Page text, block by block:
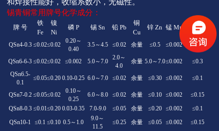
和焊接性能好，收缩系数小，无磁性。
锡青铜常用牌号化学成分：
牌 号
铁
Fe
镍
Ni
磷 P 锡 Sn 铅 Pb
铜
Cu
锌 Zn 锰 Mn 杂质总和
QSn4-0.3 ≤0.02≤0.02
0.20～
0.40
3.5～4.5 ≤0.02 余量 ≤0.5 ≤0.002 ≤0.1
QSn6-6-3 ≤0.02≤0.02 ≤0.002 5.0～7.0
2.0～
4.0
余量 5.0～7.0≤0.002
≤0.3
QSn6.5-
0.1
≤0.05≤0.20 0.10-0.25 6.0～7.0 ≤0.02 余量 ≤0.30 ≤0.002 ≤0.1
QSn7-0.2 ≤0.05≤0.02
0.10～
0.25
6.0～8.0 ≤0.02 余量 ≤0.10 ≤0.002
≤0.15
QSn8-0.3 ≤0.01≤0.20 0.03-0.35 7.0-9.0 ≤0.05 余量 ≤0.20 ≤0.002
≤0.1
QSn10-1
≤0.1 ≤0.10 0.5～1.0
9.0～
11.5
≤0.25 余量 ≤0.05 ≤0.002 ≤0.15